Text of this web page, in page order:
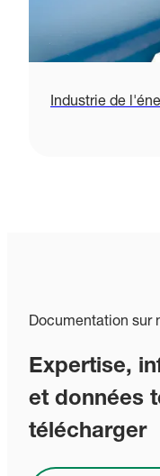
Industrie de
Documentation sur
Expertise,
et données
télécharger